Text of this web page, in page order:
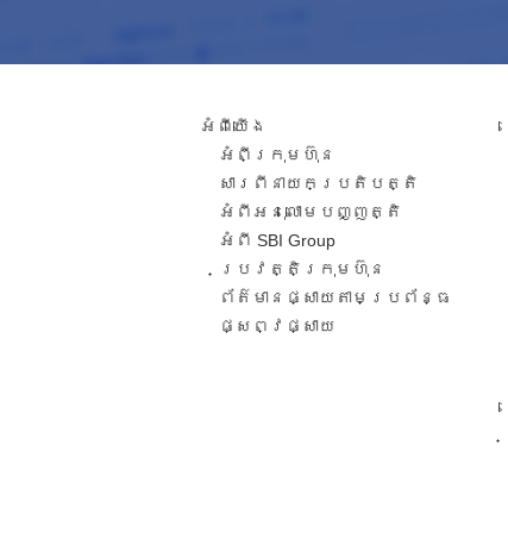
អំពី​យើង
អំពីក្រុមហ៊ុន
សារពី​នាយកប្រតិបត្តិ​
អំពីអនុលោមបញ្ញត្តិ
អំពី SBI Group
ប្រវត្តិក្រុមហ៊ុន​
ព័ត៌មានផ្សាយតាមប្រព័ន្ធ
ផ្សព្វផ្សាយ​